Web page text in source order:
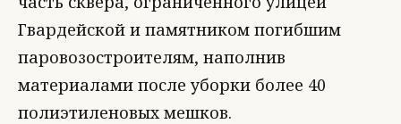
Гвардейской и памятником погибшим
паровозостроителям, наполнив
материалами после уборки более 40
полиэтиленовых мешков.